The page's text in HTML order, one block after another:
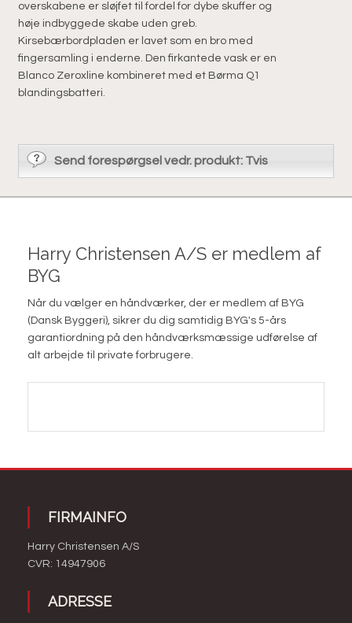
overskabene er sløjfet til fordel for dybe skuffer og
høje indbyggede skabe uden greb.
Kirsebærbordpladen er lavet som en bro med
fingersamling i enderne. Den firkantede vask er en
Blanco Zeroxline kombineret med et Børma Q1
blandingsbatteri.
Send forespørgsel vedr. produkt: Tvis
Harry Christensen A/S er medlem af
BYG
Når du vælger en håndværker, der er medlem af BYG
(Dansk Byggeri), sikrer du dig samtidig BYG's 5-års
garantiordning på den håndværksmæssige udførelse af
alt arbejde til private forbrugere.​
FIRMAINFO
Harry Christensen A/S​
CVR: 14947906
ADRESSE